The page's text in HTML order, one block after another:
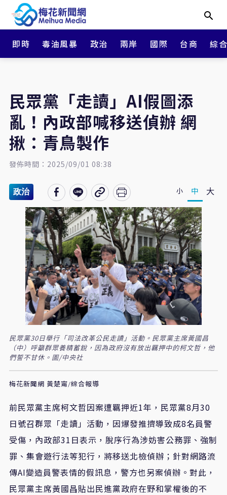
即時 毒油風暴 政治 兩岸 國際 台商 綜
民眾黨「走讀」AI假圖添
亂！內政部喊移送偵辦 網
揪：青鳥製作
發佈時間：2025/09/01 08:38
政治 小 中 大
民眾黨30日舉行「司法改革公民走讀」活動。民眾黨主席黃國昌
（中）呼籲群眾養精蓄銳，因為政府沒有放出羈押中的柯文哲，他
們誓不甘休。圖/中央社
梅花新聞網 黃楚甯/綜合報導
前民眾黨主席柯文哲因案遭羈押近1年，民眾黨8月30
日號召群眾「走讀」活動，因爆發推擠導致成8名員警
受傷，內政部31日表示，脫序行為涉妨害公務罪、強制
罪、集會遊行法等犯行，將移送北檢偵辦；針對網路流
傳AI變造員警表情的假訊息，警方也另案偵辦。對此，
民眾黨主席黃國昌貼出民進黨政府在野和掌權後的不